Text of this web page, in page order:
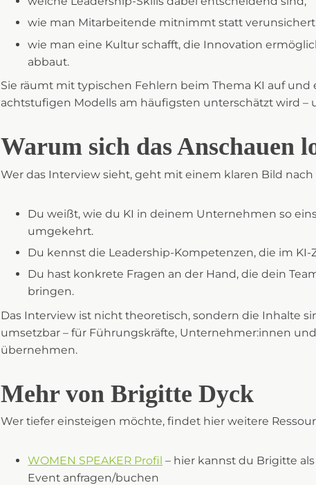
wie man Mitarbeitende mitnimmt statt
wie man eine Kultur schafft, die Innovation
abbaut.
Sie räumt mit typischen Fehlern beim Thema KI auf und
achtstufigen Modells am häufigsten unterschätzt wird
Warum sich das Anschauen
Wer das Interview sieht, geht mit einem klaren Bild nach
Du weißt, wie du KI in deinem Unternehmen so
umgekehrt.
Du kennst die Leadership-Kompetenzen, die im
Du hast konkrete Fragen an der Hand, die dein
bringen.
Das Interview ist nicht theoretisch, sondern die Inhalte
umsetzbar – für Führungskräfte, Unternehmer:innen
übernehmen.
Mehr von Brigitte Dyck
Wer tiefer einsteigen möchte, findet hier weitere
WOMEN SPEAKER Profil – hier kannst du Brigitte
Event anfragen/buchen